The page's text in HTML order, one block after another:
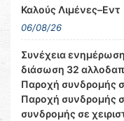
Καλούς Λιμένες–Εντ
06/08/26
Συνέχεια
διάσωση 32
Παροχή συνδρομής
Παροχή συνδρομής
συνδρομής σε